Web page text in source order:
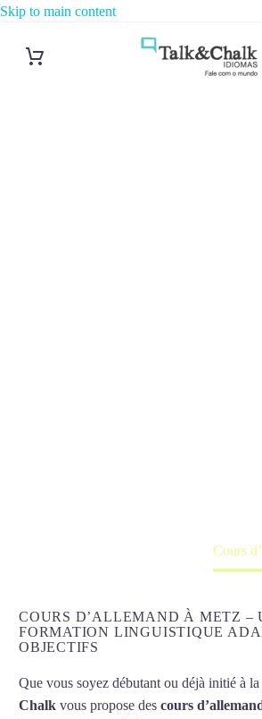
Skip to main content
Cours
COURS D’ALLEMAND À METZ –
FORMATION LINGUISTIQUE
OBJECTIFS
Que vous soyez débutant ou déjà initié à la
Chalk vous propose des cours